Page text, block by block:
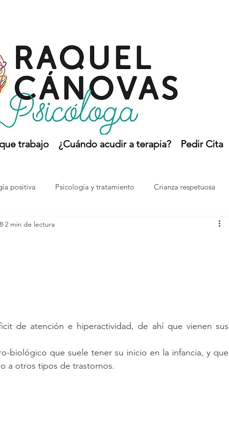
trabajo ¿Cuándo acudir a terapia? Pedir Cita
positiva Psicología y tratamiento Crianza respetuosa
2 min de lectura
de atención e hiperactividad, de ahí que vienen sus
biológico que suele tener su inicio en la infancia, y que
a otros tipos de trastornos.